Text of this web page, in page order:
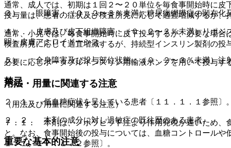
３）． 眼障害：（０．２〜３％未満）糖尿病網膜症の顕在化
４）． 皮膚及び皮下組織障害：（０．２〜３％未満）リポジ
明）皮膚アミロイドーシス。
５）． 全身障害及び投与部位状態：（０．２〜３％未満）注
禁忌
２．１． 低血糖症状を呈している患者〔１１．１．１参照〕。
２．２． 本剤の成分に対し過敏症の既往歴のある患者。
重要な基本的注意
通常、成人では、初期は１回２〜２０単位を毎食事開始時に
投与量は、患者の症状及び検査所見に応じて適宜増減するが、
通常、小児では、毎食事開始時に皮下投与するが、必要な場
検査所見に応じて適宜増減するが、持続型インスリン製剤の投
必要に応じポータブルインスリン用輸液ポンプを用いて投与す
用法・用量に関連する注意
（用法及び用量に関連する注意）
７．１． 本剤は、ノボラピッド注より作用発現が速いため、
と。なお、食事開始後の投与については、血糖コントロール
１．１、１７．１．２参照〕。